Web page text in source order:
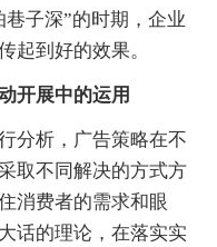
子深”的时期，企业
起到好的效果。
开展中的运用
析，广告策略在不
取不同解决的方式方
消费者的需求和眼
话的理论，在落实实